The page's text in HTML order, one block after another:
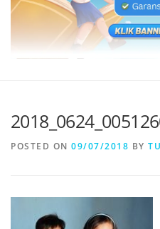
POSTED ON 09/07/2018 BY